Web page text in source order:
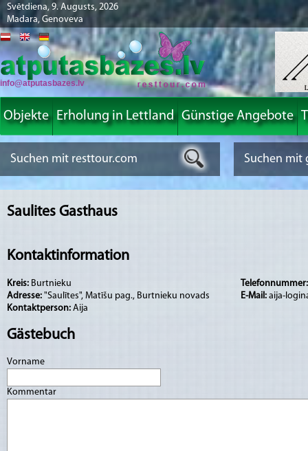
Svētdiena, 9. Augusts, 2026
Madara, Genoveva
info@atputasbazes.lv
Objekte Erholung in Lettland Günstige Angebote
Saulites Gasthaus
Kontaktinformation
Kreis: Burtnieku
Adresse: "Saulītes", Matīšu pag., Burtnieku novads
Kontaktperson: Aija
E-Mail: aija-
Gästebuch
Vorname
Kommentar